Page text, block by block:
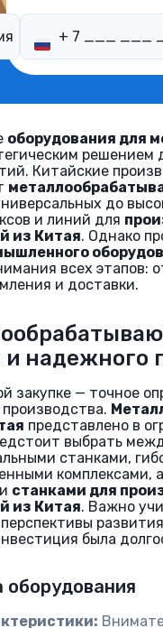
оборудования для
решением
Китайские
до
и линий для
из Китая. Однако
всех этапов:
и доставки.
и надежного
закупке — точное
представлено в
выбрать
станками,
комплексами,
станками для
из Китая. Важно
была